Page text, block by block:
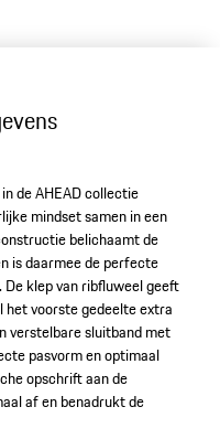
de AHEAD collectie
mindset samen in een
belichaamt de
is daarmee de perfecte
klep van ribfluweel geeft
voorste gedeelte extra
verstelbare sluitband met
pasvorm en optimaal
opschrift aan de
af en benadrukt de